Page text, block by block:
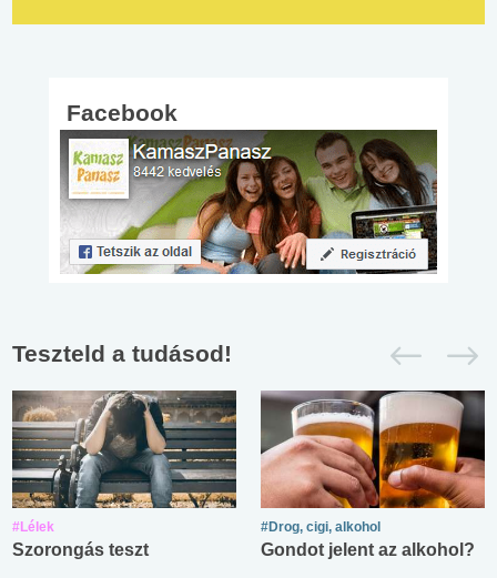
Facebook
Teszteld a tudásod!
#Lélek
Szorongás teszt
#Drog, cigi, alkohol
Gondot jelent az alkohol?